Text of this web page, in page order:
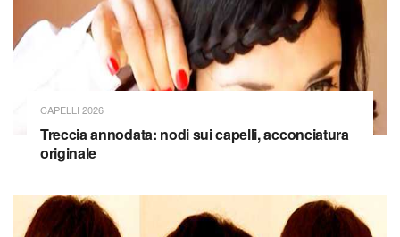
CAPELLI 2026
Treccia annodata: nodi sui capelli, acconciatura
originale